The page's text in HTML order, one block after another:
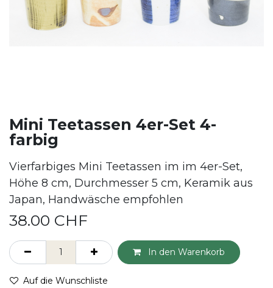
Mini Teetassen 4er-Set 4-
farbig
Vierfarbiges Mini Teetassen im im 4er-Set,
Höhe 8 cm, Durchmesser 5 cm, Keramik aus
Japan, Handwäsche empfohlen
38.00 CHF
In den Warenkorb
Auf die Wunschliste